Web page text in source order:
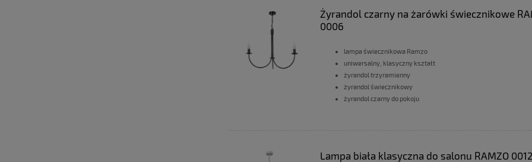
Żyrandol czarny na żarówki świecznikowe
0006
lampa świecznikowa Ramzo
uniwersalny, klasyczny kształt
żyrandol trzyramienny
żyrandol świecznikowy
żyrandol czarny do pokoju
Lampa biała klasyczna do salonu RAMZO 0012